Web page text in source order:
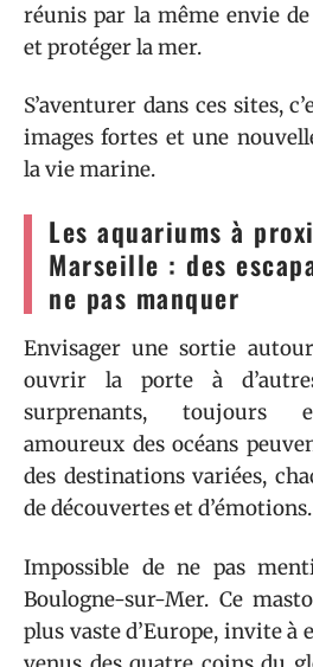
réunis par la même envie
et protéger la mer.
S’aventurer dans ces sites,
images fortes et une
la vie marine.
Les aquariums à
Marseille : des
ne pas manquer
Envisager une sortie
ouvrir la porte à
surprenants, toujours
amoureux des océans
des destinations variées,
de découvertes et d’émotions.
Impossible de ne pas
Boulogne-sur-Mer. Ce
plus vaste d’Europe, invite à